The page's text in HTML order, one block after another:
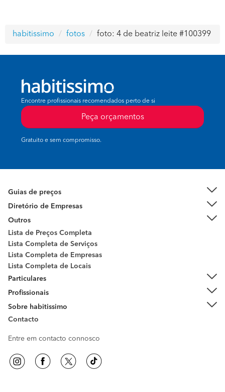
habitissimo fotos foto: 4 de beatriz leite #100399
Encontre profissionais recomendados perto de si
Peça orçamentos
Gratuito e sem compromisso.
Guias de preços
Diretório de Empresas
Outros
Lista de Preços Completa
Lista Completa de Serviços
Lista Completa de Empresas
Lista Completa de Locais
Particulares
Profissionais
Sobre habitissimo
Contacto
Entre em contacto connosco